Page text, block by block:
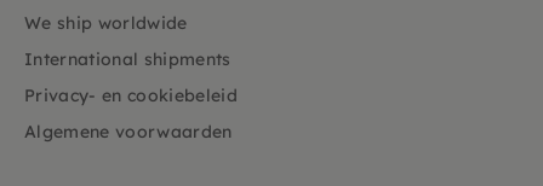
We ship worldwide
International shipments
Privacy- en cookiebeleid
Algemene voorwaarden